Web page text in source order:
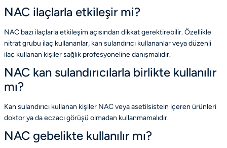
NAC ilaçlarla etkileşir mi?
NAC bazı ilaçlarla etkileşim açısından dikkat gerektirebilir. Özellikle
nitrat grubu ilaç kullananlar, kan sulandırıcı kullananlar veya düzenli
ilaç kullanan kişiler sağlık profesyoneline danışmalıdır.
NAC kan sulandırıcılarla birlikte kullanılır
mı?
Kan sulandırıcı kullanan kişiler NAC veya asetilsistein içeren ürünleri
doktor ya da eczacı görüşü olmadan kullanmamalıdır.
NAC gebelikte kullanılır mı?